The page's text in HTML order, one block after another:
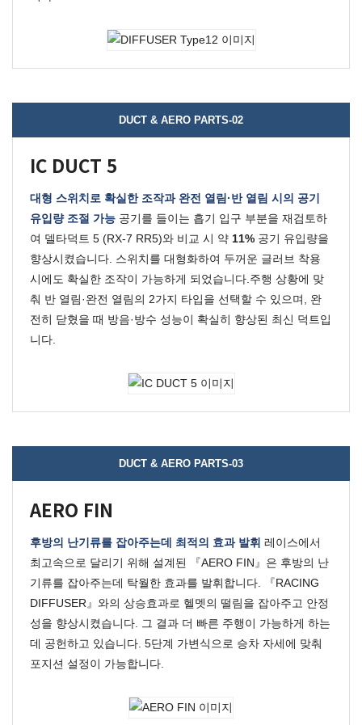
DUCT & AERO PARTS-02
IC DUCT 5
대형 스위치로 확실한 조작과 완전 열림·반 열림 시의 공기
유입량 조절 가능 공기를 들이는 흡기 입구 부분을 재검토하
여 델타덕트 5 (RX-7 RR5)와 비교 시 약 11%공기 유입량을
향상시켰습니다. 스위치를 대형화하여 두꺼운 글러브 착용
시에도 확실한 조작이 가능하게 되었습니다.주행 상황에 맞
춰 반 열림·완전 열림의 2가지 타입을 선택할 수 있으며, 완
전히 닫혔을 때 방음·방수 성능이 확실히 향상된 최신 덕트입
니다.
DUCT & AERO PARTS-03
AERO FIN
후방의 난기류를 잡아주는데 최적의 효과 발휘 레이스에서
최고속으로 달리기 위해 설계된 『AERO FIN』은 후방의 난
기류를 잡아주는데 탁월한 효과를 발휘합니다.
『RACING
DIFFUSER』와의 상승효과로 헬멧의 떨림을 잡아주고 안정
성을 향상시켰습니다. 그 결과 더 빠른 주행이 가능하게 하는
데 공헌하고 있습니다. 5단계 가변식으로 승차 자세에 맞춰
포지션 설정이 가능합니다.